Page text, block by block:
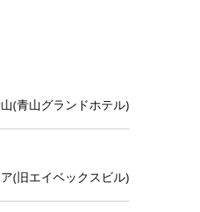
(青山グランドホテル)
(旧エイベックスビル)